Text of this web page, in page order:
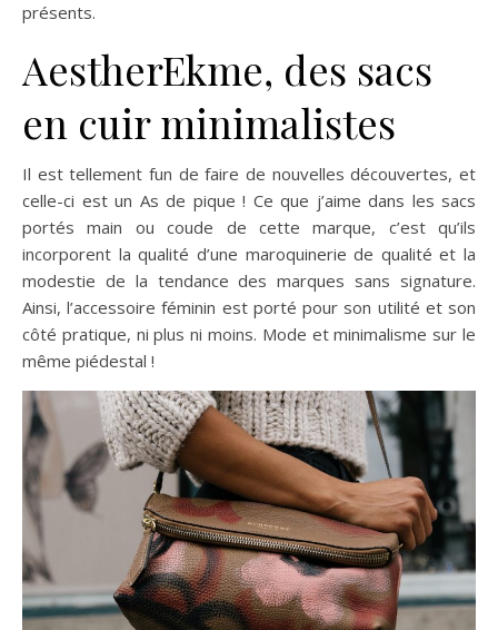
présents.
AestherEkme, des sacs
en cuir minimalistes
Il est tellement fun de faire de nouvelles découvertes, et
celle-ci est un As de pique ! Ce que j’aime dans les sacs
portés main ou coude de cette marque, c’est qu’ils
incorporent la qualité d’une maroquinerie de qualité et la
modestie de la tendance des marques sans signature.
Ainsi, l’accessoire féminin est porté pour son utilité et son
côté pratique, ni plus ni moins. Mode et minimalisme sur le
même piédestal !